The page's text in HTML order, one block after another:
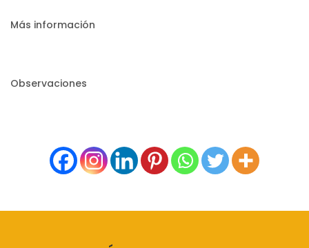
Más información
Observaciones